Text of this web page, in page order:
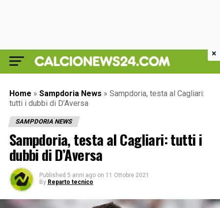
Home » Sampdoria News » Sampdoria, testa al Cagliari:
tutti i dubbi di D’Aversa
SAMPDORIA NEWS
Sampdoria, testa al Cagliari: tutti i
dubbi di D’Aversa
Published 5 anni ago on 11 Ottobre 2021
By Reparto tecnico
×